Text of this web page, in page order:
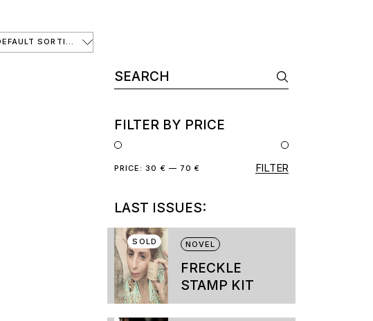
DEFAULT SORTING
Search
for:
FILTER BY PRICE
Min
Max
FILTER
PRICE:30 € — 70 €
LAST ISSUES:
SOLD NOVEL
FRECKLE
STAMP KIT